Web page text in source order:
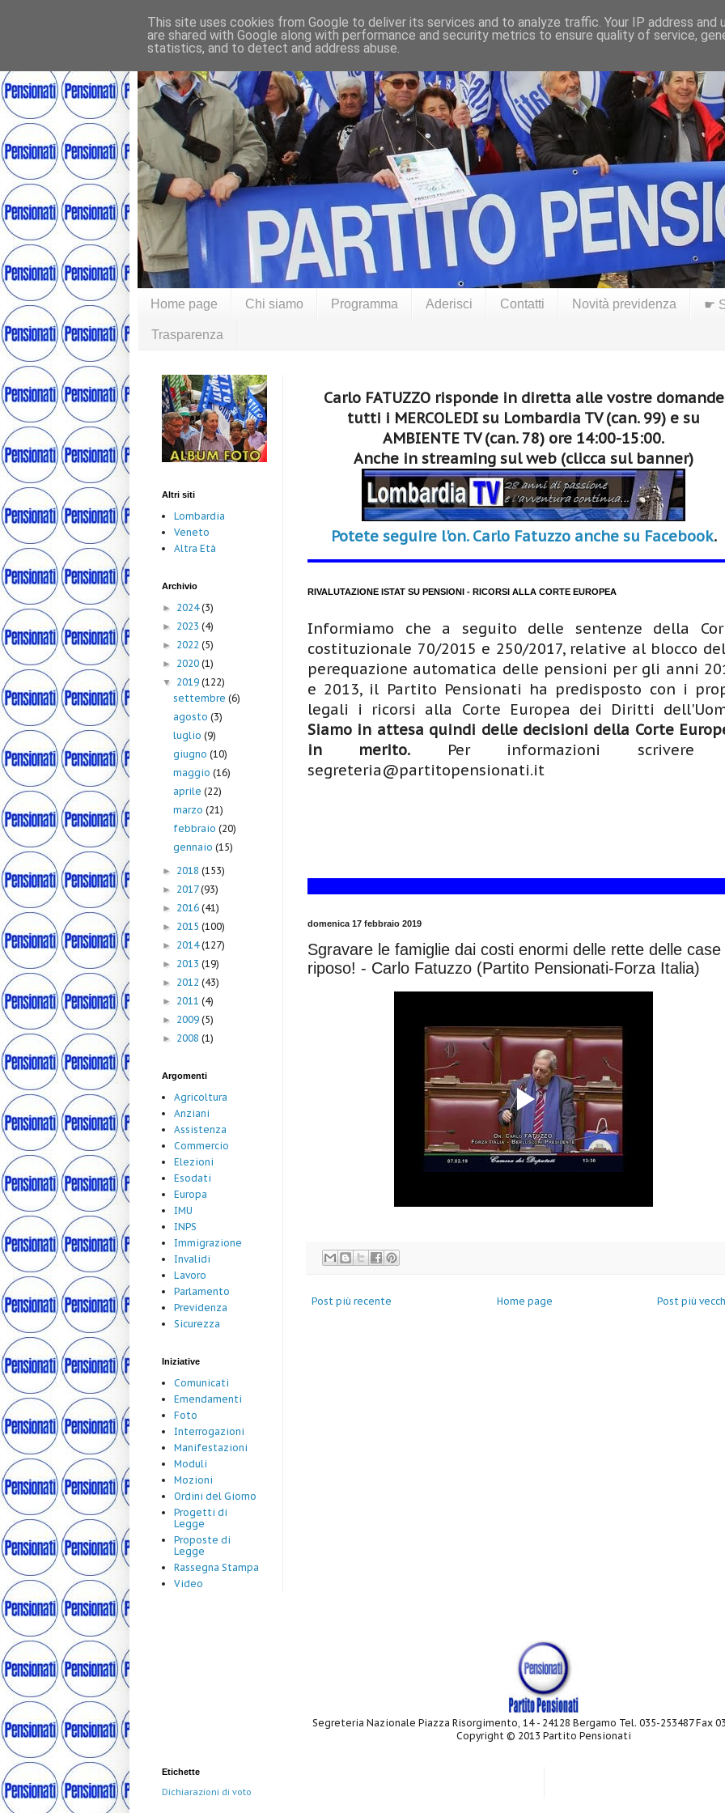
Home page Chi siamo Programma Aderisci Contatti Novità previdenza ☛
Trasparenza
Carlo FATUZZO risponde in diretta alle vostre domande
tutti i MERCOLEDI su Lombardia TV (can. 99) e su
AMBIENTE TV (can. 78) ore 14:00-15:00.
Anche in streaming sul web (clicca sul banner)
Potete seguire l'on. Carlo Fatuzzo anche su Facebook.
RIVALUTAZIONE ISTAT SU PENSIONI - RICORSI ALLA CORTE EUROPEA
Informiamo che a seguito delle sentenze della
costituzionale 70/2015 e 250/2017, relative al blocco
perequazione automatica delle pensioni per gli anni
e 2013, il Partito Pensionati ha predisposto con i
legali i ricorsi alla Corte Europea dei Diritti
Siamo in attesa quindi delle decisioni della Corte
in merito. Per informazioni scrivere
segreteria@partitopensionati.it
domenica 17 febbraio 2019
Sgravare le famiglie dai costi enormi delle rette delle case
riposo! - Carlo Fatuzzo (Partito Pensionati-Forza Italia)
Post più recente Post più
Home page
Altri siti
Lombardia
Veneto
Altra Età
Archivio
► 2024(3)
► 2023 (4)
► 2022 (5)
► 2020 (1)
▼ 2019 (122)
settembre(6)
agosto(3)
luglio(9)
giugno(10)
maggio(16)
aprile(22)
marzo(21)
febbraio(20)
gennaio(15)
► 2018 (153)
► 2017(93)
► 2016 (41)
► 2015 (100)
► 2014(127)
► 2013 (19)
► 2012 (43)
► 2011 (4)
► 2009 (5)
► 2008 (1)
Argomenti
Agricoltura
Anziani
Assistenza
Commercio
Elezioni
Esodati
Europa
IMU
INPS
Immigrazione
Invalidi
Lavoro
Parlamento
Previdenza
Sicurezza
Iniziative
Comunicati
Emendamenti
Foto
Interrogazioni
Manifestazioni
Moduli
Mozioni
Ordini del Giorno
Progetti di
Legge
Proposte di
Legge
Rassegna Stampa
Video
Segreteria Nazionale Piazza Risorgimento, 14 - 24128 Bergamo Tel. 035-253487 Fax
Copyright © 2013 Partito Pensionati
Etichette
Dichiarazioni di voto
This site uses cookies from Google to deliver its services and to analyze traffic. Your IP address and
are shared with Google along with performance and security metrics to ensure quality of service,
statistics, and to detect and address abuse.